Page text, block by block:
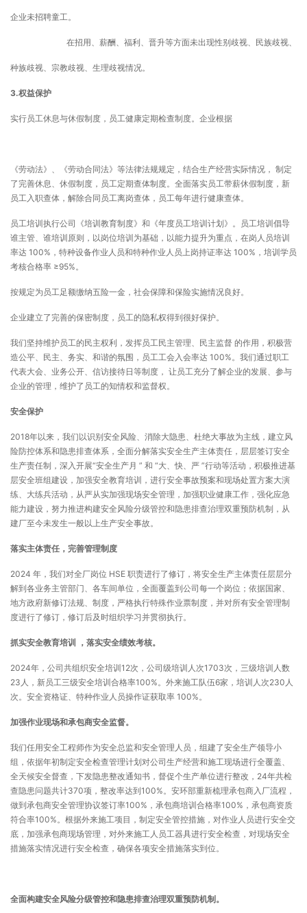
企业未招聘童工。
在招用、薪酬、福利、晋升等方面未出现性别歧视、民族歧视、
种族歧视、宗教歧视、生理歧视情况。
3.权益保护
实行员工休息与休假制度，员工健康定期检查制度。企业根据
《劳动法》、《劳动合同法》等法律法规规定，结合生产经营实际情况， 制定
了完善休息、休假制度，员工定期查体制度。全面落实员工带薪休假制度，新
员工入职查体，解除合同员工离岗查体，员工每年进行健康查体。
员工培训执行公司《培训教育制度》和《年度员工培训计划》。员工培训倡导
谁主管、谁培训原则，以岗位培训为基础，以能力提升为重点，在岗人员培训
率达 100%，特种设备作业人员和特种作业人员上岗持证率达 100%，培训学员
考核合格率 ≥95%。
按规定为员工足额缴纳五险一金，社会保障和保险实施情况良好。
企业建立了完善的保密制度，员工的隐私权得到很好保护。
我们坚持维护员工的民主权利，发挥员工民主管理、民主监督 的作用，积极营
造公平、民主、务实、和谐的氛围，员工工会入会率达 100%。我们通过职工
代表大会、业务公开、信访接待日等制度， 让员工充分了解企业的发展、参与
企业的管理，维护了员工的知情权和监督权。
安全保护
2018年以来，我们以识别安全风险、消除大隐患、杜绝大事故为主线，建立风
险防控体系和隐患排查体系，全面分解落实安全生产主体责任，层层签订安全
生产责任制，深入开展“安全生产月 ” 和 “大、快、严 ”行动等活动，积极推进基
层安全班组建设，加强安全教育培训，进行安全事故预案和现场处置方案大演
练、大练兵活动，从严从实加强现场安全管理，加强职业健康工作，强化应急
能力建设，努力推进构建安全风险分级管控和隐患排查治理双重预防机制，从
建厂至今未发生一般以上生产安全事故。
落实主体责任 ， 完善管理制度
2024 年，我们对全厂岗位 HSE 职责进行了修订，将安全生产主体责任层层分
解到各业务主管部门、各车间单位，全面覆盖到公司每一个岗位；依据国家、
地方政府新修订法规、制度，严格执行特殊作业票制度，并对所有安全管理制
度进行了修订，修订后及时组织学习并贯彻执行。
抓实安全教育培训 ，落实安全绩效考核。
2024年，公司共组织安全培训12次，公司级培训人次1703次，三级培训人数
23人，新员工三级安全培训合格率100%。外来施工队伍6家，培训人次230人
次。安全资格证、特种作业人员操作证获取率 100%。
加强作业现场和承包商安全监督。
我们任用安全工程师作为安全总监和安全管理人员，组建了安全生产领导小
组，依据年初制定安全检查管理计划对公司生产经营和施工现场进行全覆盖、
全天候安全督查，下发隐患整改通知书，督促个生产单位进行整改，24年共检
查隐患问题共计370项，整改率达到100%。安环部重新梳理承包商入厂流程，
做到承包商安全管理协议签订率100%，承包商培训合格率100%，承包商资质
符合率100%。根据外来施工项目，制定安全管控措施，对作业人员进行安全交
底，加强承包商现场管理，对外来施工人员工器具进行安全检查，对现场安全
措施落实情况进行安全检查，确保各项安全措施落实到位。
全面构建安全风险分级管控和隐患排查治理双重预防机制。